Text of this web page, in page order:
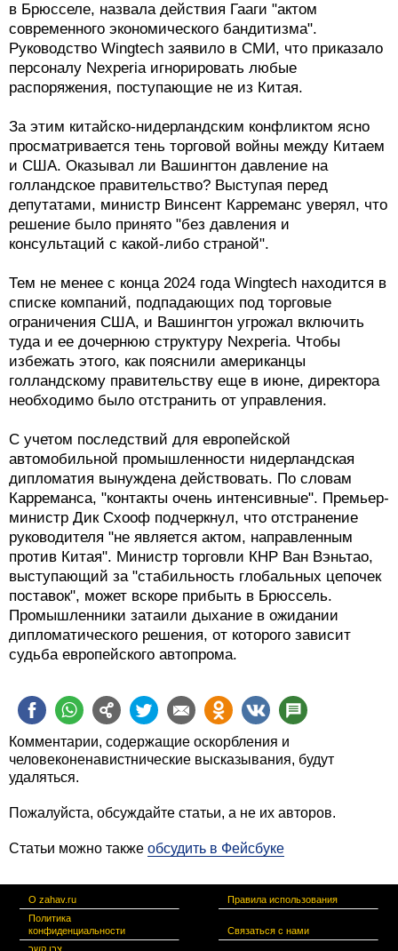
в Брюсселе, назвала действия Гааги "актом
современного экономического бандитизма".
Руководство Wingtech заявило в СМИ, что приказало
персоналу Nexperia игнорировать любые
распоряжения, поступающие не из Китая.
За этим китайско-нидерландским конфликтом ясно
просматривается тень торговой войны между Китаем
и США. Оказывал ли Вашингтон давление на
голландское правительство? Выступая перед
депутатами, министр Винсент Карреманс уверял, что
решение было принято "без давления и
консультаций с какой-либо страной".
Тем не менее с конца 2024 года Wingtech находится в
списке компаний, подпадающих под торговые
ограничения США, и Вашингтон угрожал включить
туда и ее дочернюю структуру Nexperia. Чтобы
избежать этого, как пояснили американцы
голландскому правительству еще в июне, директора
необходимо было отстранить от управления.
С учетом последствий для европейской
автомобильной промышленности нидерландская
дипломатия вынуждена действовать. По словам
Карреманса, "контакты очень интенсивные". Премьер-
министр Дик Схооф подчеркнул, что отстранение
руководителя "не является актом, направленным
против Китая". Министр торговли КНР Ван Вэньтао,
выступающий за "стабильность глобальных цепочек
поставок", может вскоре прибыть в Брюссель.
Промышленники затаили дыхание в ожидании
дипломатического решения, от которого зависит
судьба европейского автопрома.
Комментарии, содержащие оскорбления и
человеконенавистнические высказывания, будут
удаляться.
Пожалуйста, обсуждайте статьи, а не их авторов.
Статьи можно также обсудить в Фейсбуке
О zahav.ru
Правила использования
Политика
конфиденциальности
Связаться с нами